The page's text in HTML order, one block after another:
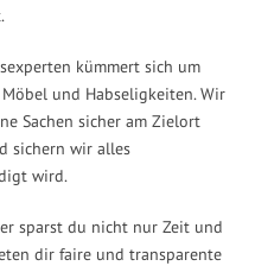
kümmert sich um
und Habseligkeiten. Wir
Sachen sicher am Zielort
sichern wir alles
wird.
sparst du nicht nur Zeit und
dir faire und transparente